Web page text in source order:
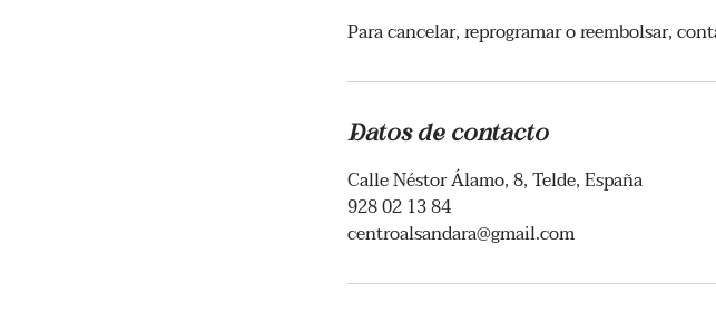
Para cancelar, reprogramar o reembolsar,
Datos de contacto
Calle Néstor Álamo, 8, Telde, España
928 02 13 84
centroalsandara@gmail.com